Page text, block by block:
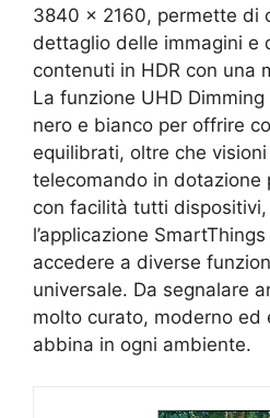
3840 x 2160, permette di
dettaglio delle immagini e
contenuti in HDR con una
La funzione UHD
nero e bianco per offrire
equilibrati, oltre che
telecomando in dotazione
con facilità tutti
l’applicazione
accedere a diverse
universale. Da segnalare
molto curato, moderno ed
abbina in ogni ambiente.